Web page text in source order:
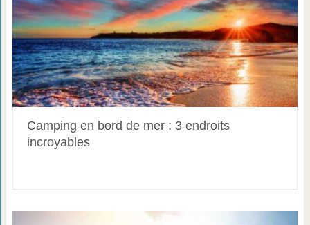
Camping en bord de mer : 3 endroits
incroyables